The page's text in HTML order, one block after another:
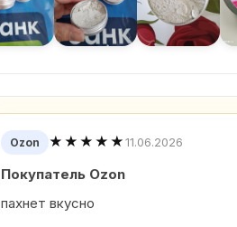
Ozon ★★★★★11.06.2026
Покупатель Ozon
пахнет вкусно